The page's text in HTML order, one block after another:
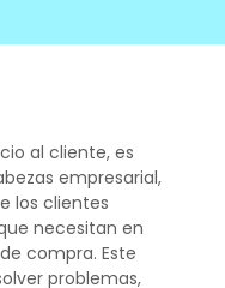
al cliente, es
empresarial,
los clientes
necesitan en
compra. Este
problemas,